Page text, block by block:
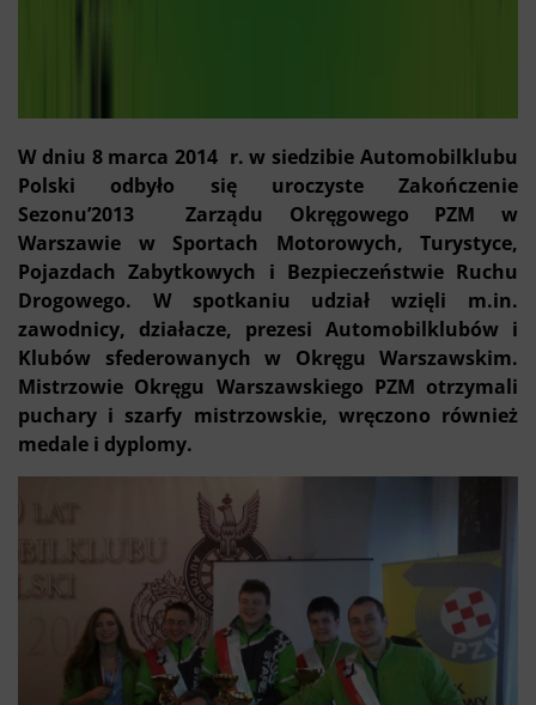
W dniu 8 marca 2014 r. w siedzibie Automobilklubu
Polski odbyło się uroczyste Zakończenie
Sezonu’2013 Zarządu Okręgowego PZM w
Warszawie w Sportach Motorowych, Turystyce,
Pojazdach Zabytkowych i Bezpieczeństwie Ruchu
Drogowego. W spotkaniu udział wzięli m.in.
zawodnicy, działacze, prezesi Automobilklubów i
Klubów sfederowanych w Okręgu Warszawskim.
Mistrzowie Okręgu Warszawskiego PZM otrzymali
puchary i szarfy mistrzowskie, wręczono również
medale i dyplomy.